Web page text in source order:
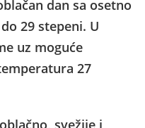
dan sa osetno
29 stepeni. U
uz moguće
27
svežije i